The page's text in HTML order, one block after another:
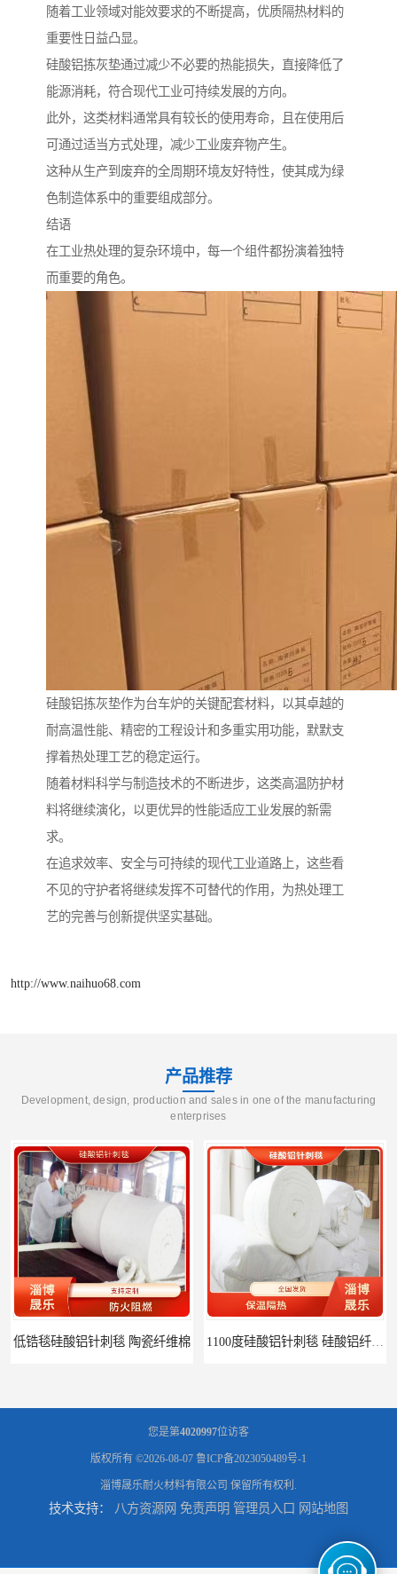
随着工业领域对能效要求的不断提高，优质隔热材料的
重要性日益凸显。
硅酸铝拣灰垫通过减少不必要的热能损失，直接降低了
能源消耗，符合现代工业可持续发展的方向。
此外，这类材料通常具有较长的使用寿命，且在使用后
可通过适当方式处理，减少工业废弃物产生。
这种从生产到废弃的全周期环境友好特性，使其成为绿
色制造体系中的重要组成部分。
结语
在工业热处理的复杂环境中，每一个组件都扮演着独特
而重要的角色。
硅酸铝拣灰垫作为台车炉的关键配套材料，以其卓越的
耐高温性能、精密的工程设计和多重实用功能，默默支
撑着热处理工艺的稳定运行。
随着材料科学与制造技术的不断进步，这类高温防护材
料将继续演化，以更优异的性能适应工业发展的新需
求。
在追求效率、安全与可持续的现代工业道路上，这些看
不见的守护者将继续发挥不可替代的作用，为热处理工
艺的完善与创新提供坚实基础。
http://www.naihuo68.com
产品推荐
Development, design, production and sales in one of the manufacturing
enterprises
纤维棉 1100度硅酸铝针刺毯 硅酸铝纤维毡
1000度硅酸铝纤维棉 硅酸铝保温棉 硅酸铝针刺毯 陶瓷纤维毯
您是第4020997位访客
版权所有 ©2026-08-07 鲁ICP备2023050489号-1
淄博晟乐耐火材料有限公司 保留所有权利.
技术支持： 八方资源网 免责声明 管理员入口 网站地图